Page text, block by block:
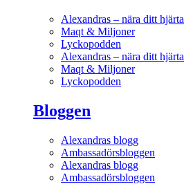
Alexandras – nära ditt hjärta
Maqt & Miljoner
Lyckopodden
Alexandras – nära ditt hjärta
Maqt & Miljoner
Lyckopodden
Bloggen
Alexandras blogg
Ambassadörsbloggen
Alexandras blogg
Ambassadörsbloggen